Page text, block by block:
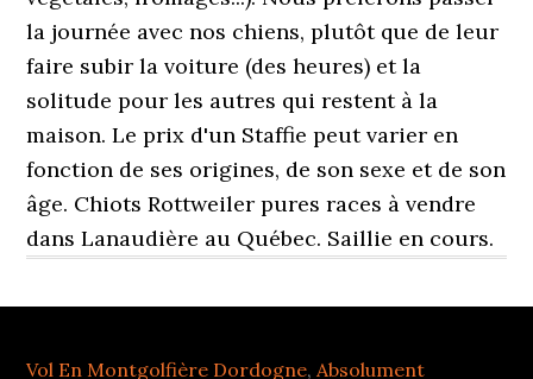
Vol En Montgolfière Dordogne,Absolument